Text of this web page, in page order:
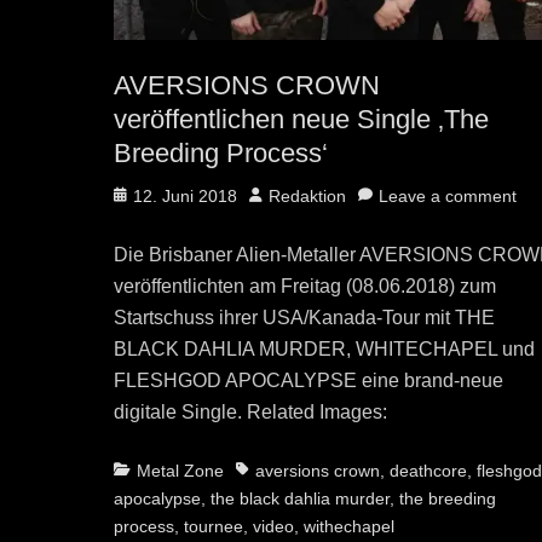
AVERSIONS CROWN
veröffentlichen neue Single ‚The
Breeding Process‘
Posted
12. Juni 2018 Author
Redaktion Leave a comment
Die Brisbaner Alien-Metaller AVERSIONS
veröffentlichten am Freitag (08.06.2018) zum
Startschuss ihrer USA/Kanada-Tour mit THE
BLACK DAHLIA MURDER, WHITECHAPEL und
FLESHGOD APOCALYPSE eine brand-neue
digitale Single. Related Images:
Categories
Metal Zone Tagsaversions crown,deathcore,fleshgod
apocalypse,the black dahlia murder,the breeding
process,tournee,video,withechapel